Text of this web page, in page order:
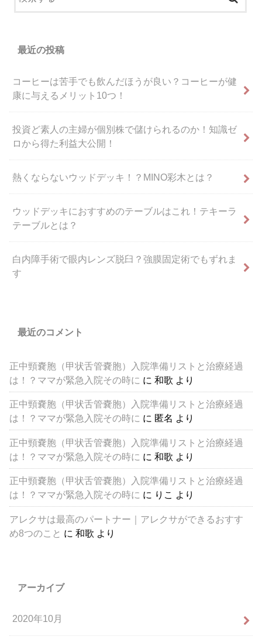
最近の投稿
コーヒーは苦手でも飲んだほうが良い？コーヒーが健
康に与えるメリット10つ！
投資ど素人の主婦が個別株で儲けられるのか！知識ゼ
ロから得た利益大公開！
熱くならないウッドデッキ！？MINO彩木とは？
ウッドデッキにおすすめのテーブルはこれ！テキーラ
テーブルとは？
白内障手術で眼内レンズ脱臼？強膜固定術でもずれま
す
最近のコメント
正中頸嚢胞（甲状舌管嚢胞）入院準備リストと治療経過
は！？ママが緊急入院その時に に和歌 より
正中頸嚢胞（甲状舌管嚢胞）入院準備リストと治療経過
は！？ママが緊急入院その時に に 匿名 より
正中頸嚢胞（甲状舌管嚢胞）入院準備リストと治療経過
は！？ママが緊急入院その時に に和歌 より
正中頸嚢胞（甲状舌管嚢胞）入院準備リストと治療経過
は！？ママが緊急入院その時に に りこ より
アレクサは最高のパートナー｜アレクサができるおすす
め8つのこと に和歌 より
アーカイブ
2020年10月